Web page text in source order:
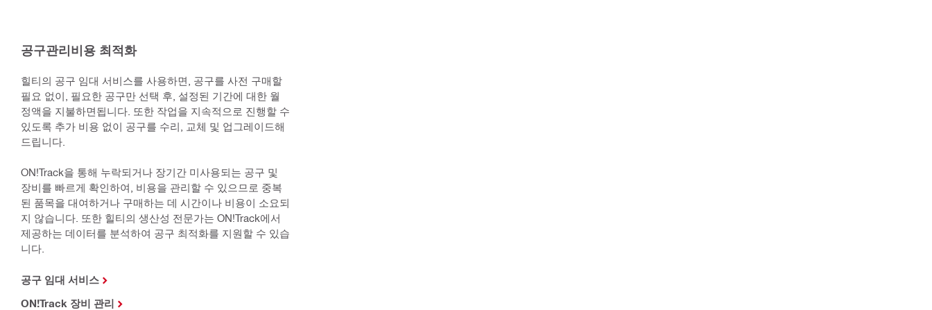
공구관리비용 최적화
힐티의 공구 임대 서비스를 사용하면, 공구를 사전 구매할
필요 없이, 필요한 공구만 선택 후, 설정된 기간에 대한 월
정액을 지불하면됩니다. 또한 작업을 지속적으로 진행할 수
있도록 추가 비용 없이 공구를 수리, 교체 및 업그레이드해
드립니다.
ON!Track을 통해 누락되거나 장기간 미사용되는 공구 및
장비를 빠르게 확인하여, 비용을 관리할 수 있으므로 중복
된 품목을 대여하거나 구매하는 데 시간이나 비용이 소요되
지 않습니다. 또한 힐티의 생산성 전문가는 ON!Track에서
제공하는 데이터를 분석하여 공구 최적화를 지원할 수 있습
니다.
공구 임대 서비스
ON!Track 장비 관리